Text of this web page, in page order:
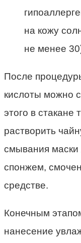
на кожу
не менее
После
кислоты можно
этого в стакане
растворить
смывания маски
спонжем,
средстве.
Конечным
нанесение